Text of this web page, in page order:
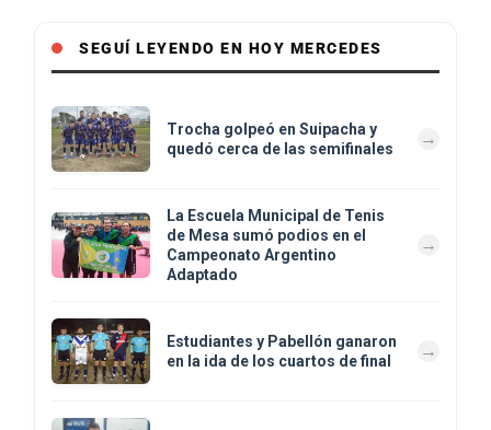
SEGUÍ LEYENDO EN HOY MERCEDES
Trocha golpeó en Suipacha y
quedó cerca de las semifinales
La Escuela Municipal de Tenis
de Mesa sumó podios en el
Campeonato Argentino
Adaptado
Estudiantes y Pabellón ganaron
en la ida de los cuartos de final